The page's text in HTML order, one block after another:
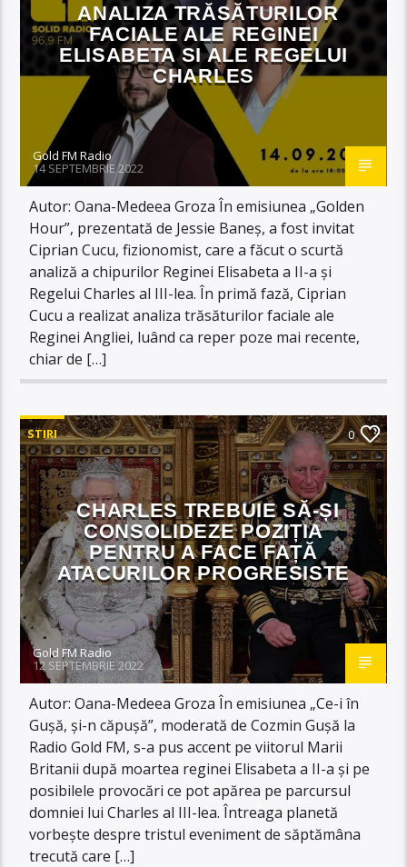
ANALIZA TRĂSĂTURILOR
FACIALE ALE REGINEI
ELISABETA SI ALE REGELUI
CHARLES
Gold FM Radio
14 SEPTEMBRIE 2022
Autor: Oana-Medeea Groza În emisiunea „Golden
Hour”, prezentată de Jessie Baneș, a fost invitat
Ciprian Cucu, fizionomist, care a făcut o scurtă
analiză a chipurilor Reginei Elisabeta a II-a și
Regelui Charles al III-lea. În primă fază, Ciprian
Cucu a realizat analiza trăsăturilor faciale ale
Reginei Angliei, luând ca reper poze mai recente,
chiar de […]
STIRI 0
CHARLES TREBUIE SĂ-ȘI
CONSOLIDEZE POZIȚIA
PENTRU A FACE FAȚĂ
ATACURILOR PROGRESISTE
Gold FM Radio
12 SEPTEMBRIE 2022
Autor: Oana-Medeea Groza În emisiunea „Ce-i în
Gușă, și-n căpușă”, moderată de Cozmin Gușă la
Radio Gold FM, s-a pus accent pe viitorul Marii
Britanii după moartea reginei Elisabeta a II-a și pe
posibilele provocări ce pot apărea pe parcursul
domniei lui Charles al III-lea. Întreaga planetă
vorbește despre tristul eveniment de săptămâna
trecută care […]